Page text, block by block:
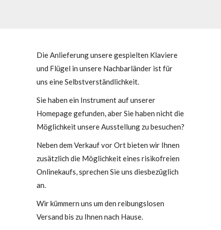
Die Anlieferung unsere gespielten Klaviere
und Flügel in unsere Nachbarländer ist für
uns eine Selbstverständlichkeit.
Sie haben ein Instrument auf unserer
Homepage gefunden, aber Sie haben nicht die
Möglichkeit unsere Ausstellung zu besuchen?
Neben dem Verkauf vor Ort bieten wir Ihnen
zusätzlich die Möglichkeit eines risikofreien
Onlinekaufs, sprechen Sie uns diesbezüglich
an.
Wir kümmern uns um den reibungslosen
Versand bis zu Ihnen nach Hause.